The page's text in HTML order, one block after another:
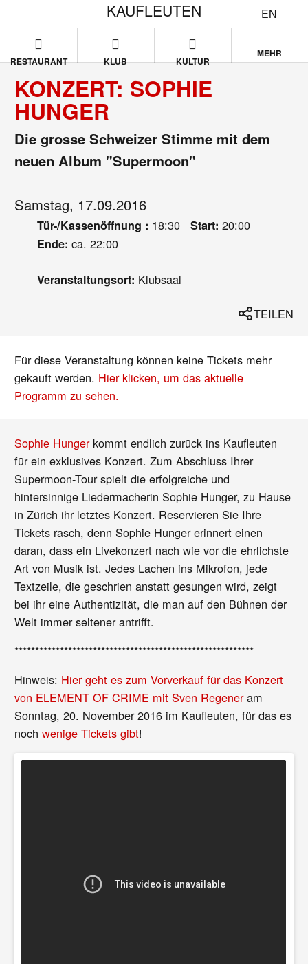
EN
KAUFLEUTEN
RESTAURANT KLUB KULTUR
MEHR
KONZERT: SOPHIE
HUNGER
Die grosse Schweizer Stimme mit dem
neuen Album "Supermoon"
Samstag, 17.09.2016
Tür-/Kassenöffnung : 18:30 Start: 20:00
Ende: ca. 22:00
Veranstaltungsort: Klubsaal
TEILEN
Für diese Veranstaltung können keine Tickets mehr
gekauft werden. Hier klicken, um das aktuelle
Programm zu sehen.
Sophie Hungerkommt endlich zurück ins Kaufleuten
für ein exklusives Konzert. Zum Abschluss Ihrer
Supermoon-Tour spielt die erfolgreiche und
hintersinnige Liedermacherin Sophie Hunger, zu Hause
in Zürich ihr letztes Konzert. Reservieren Sie Ihre
Tickets rasch, denn Sophie Hunger erinnert einen
daran, dass ein Livekonzert nach wie vor die ehrlichste
Art von Musik ist. Jedes Lachen ins Mikrofon, jede
Textzeile, die geschrien anstatt gesungen wird, zeigt
bei ihr eine Authentizität, die man auf den Bühnen der
Welt immer seltener antrifft.
**********************************************************
Hinweis: Hier geht es zum Vorverkauf für das Konzert
von ELEMENT OF CRIME mit Sven Regeneram
Sonntag, 20. November 2016 im Kaufleuten, für das es
nochwenige Tickets gibt!